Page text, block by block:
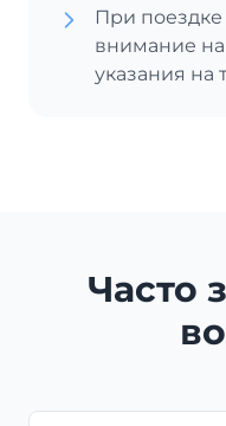
При
внимание
указания на
Часто